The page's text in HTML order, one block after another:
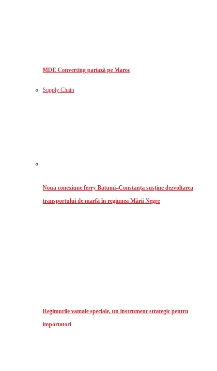
MDE Converting pariază pe Maroc
Supply Chain
Noua conexiune ferry Batumi–Constanța susține dezvoltarea
transportului de marfă în regiunea Mării Negre
Regimurile vamale speciale, un instrument strategic pentru
importatori